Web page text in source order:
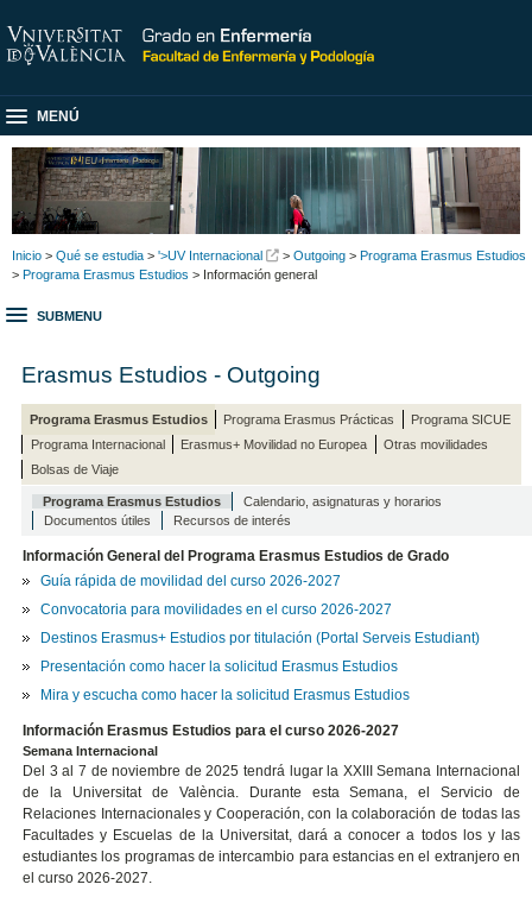
MENÚ
Inicio > Qué se estudia > '>UV Internacional > Outgoing > Programa Erasmus Estudios
> Programa Erasmus Estudios > Información general
SUBMENU
Erasmus Estudios - Outgoing
Programa Erasmus Estudios Programa Erasmus Prácticas
Programa SICUE
Programa Internacional
Erasmus+ Movilidad no Europea
Otras movilidades
Bolsas de Viaje
Programa Erasmus Estudios
Calendario, asignaturas y horarios
Documentos útiles
Recursos de interés
Información General del Programa Erasmus Estudios de Grado
Guía rápida de movilidad del curso 2026-2027
Convocatoria para movilidades en el curso 2026-2027
Destinos Erasmus+ Estudios por titulación (Portal Serveis Estudiant)
Presentación como hacer la solicitud Erasmus Estudios
Mira y escucha como hacer la solicitud Erasmus Estudios
Información Erasmus Estudios para el curso 2026-2027
Semana Internacional
Del 3 al 7 de noviembre de 2025 tendrá lugar la XXIII Semana Internacional
de la Universitat de València. Durante esta Semana, el Servicio de
Relaciones Internacionales y Cooperación, con la colaboración de todas las
Facultades y Escuelas de la Universitat, dará a conocer a todos los y las
estudiantes los programas de intercambio para estancias en el extranjero en
el curso 2026-2027.